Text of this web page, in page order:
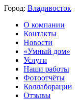
Город: Владивосток
О компании
Контакты
Новости
«Умный дом»
Услуги
Наши работы
Фотоотчёты
Коллаборации
Отзывы